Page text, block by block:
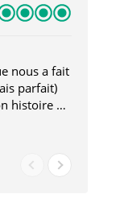
nous a fait
parfait)
histoire et
séjour
une guide